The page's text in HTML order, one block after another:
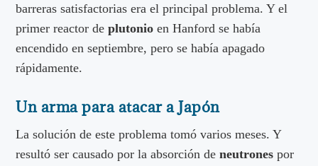
barreras satisfactorias era el principal problema. Y el
primer reactor de plutonio en Hanford se había
encendido en septiembre, pero se había apagado
rápidamente.
Un arma para atacar a Japón
La solución de este problema tomó varios meses. Y
resultó ser causado por la absorción deneutrones por